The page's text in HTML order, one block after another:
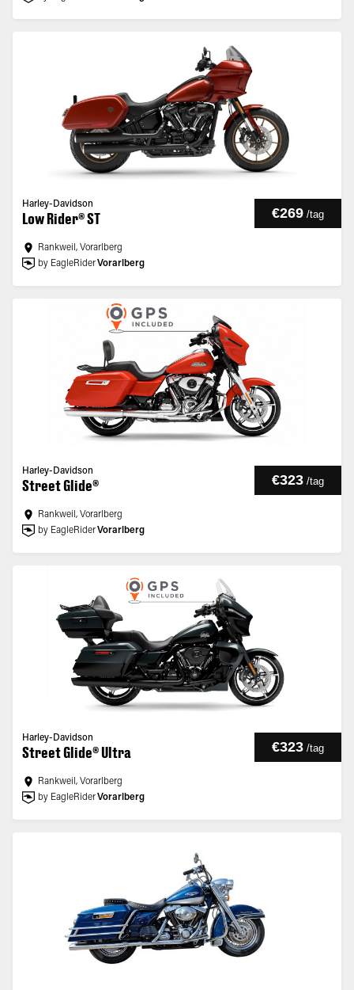
Harley-Davidson
Low Rider® ST €269 /tag
Rankweil, Vorarlberg
by EagleRiderVorarlberg
Harley-Davidson
Street Glide® €323 /tag
Rankweil, Vorarlberg
by EagleRiderVorarlberg
Harley-Davidson
Street Glide® Ultra €323 /tag
Rankweil, Vorarlberg
by EagleRiderVorarlberg